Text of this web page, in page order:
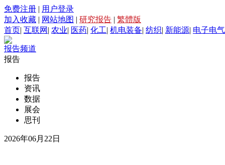
免费注册 | 用户登录
加入收藏 | 网站地图 | 研究报告 | 繁體版
首页| 互联网 | 农业| 医药| 化工| 机电装备| 纺织| 新能源| 电子电气
报告频道
报告
报告
资讯
数据
展会
思刊
2026年06月22日